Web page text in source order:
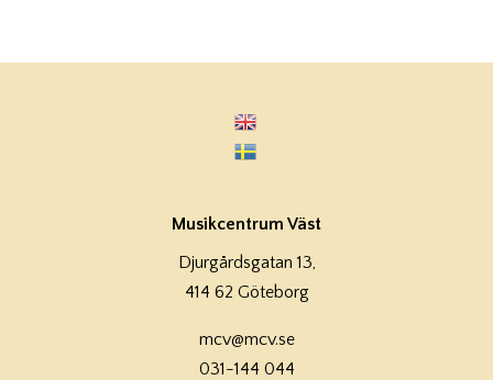
Musikcentrum Väst
Djurgårdsgatan 13,
414 62 Göteborg
mcv@mcv.se
031-144 044